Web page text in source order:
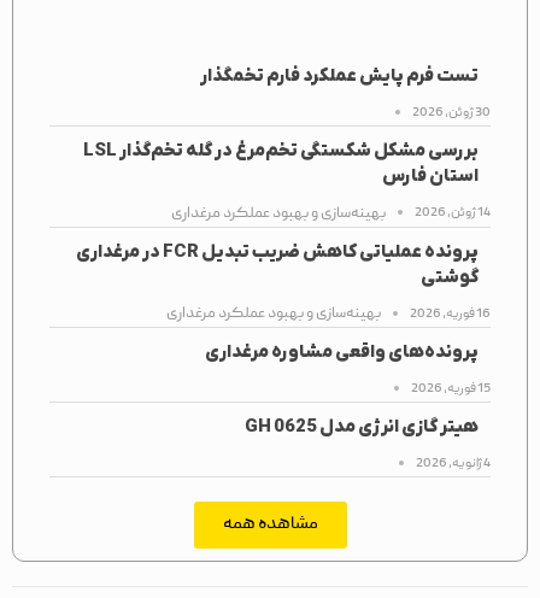
تست فرم پایش عملکرد فارم تخمگذار
30 ژوئن, 2026
بررسی مشکل شکستگی تخم‌مرغ در گله تخم‌گذار LSL
استان فارس
14 ژوئن, 2026 بهینه‌سازی و بهبود عملکرد مرغداری
پرونده عملیاتی کاهش ضریب تبدیل FCR در مرغداری
گوشتی
16 فوریه, 2026 بهینه‌سازی و بهبود عملکرد مرغداری
پرونده‌های واقعی مشاوره مرغداری
15 فوریه, 2026
هیتر گازی انرژی مدل GH 0625
4 ژانویه, 2026
مشاهده همه